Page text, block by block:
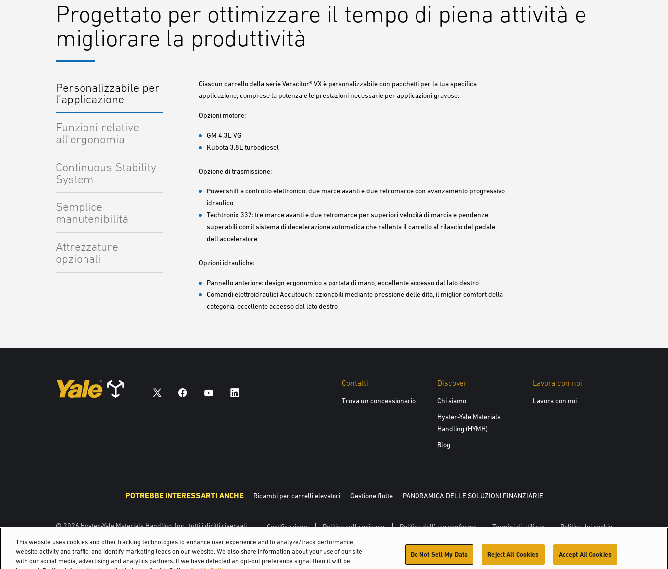
Progettato per ottimizzare il tempo di piena attività e
migliorare la produttività
Personalizzabile per
l’applicazione
Funzioni relative
all'ergonomia
Continuous Stability
System
Semplice
manutenibilità
Attrezzature
opzionali
Ciascun carrello della serie Veracitor® VX è personalizzabile con pacchetti per la tua specifica
applicazione, comprese la potenza e le prestazioni necessarie per applicazioni gravose.
Opzioni motore:
GM 4.3L VG
Kubota 3.8L turbodiesel
Opzione di trasmissione:
Powershift a controllo elettronico: due marce avanti e due retromarce con avanzamento progressivo
idraulico
Techtronix 332: tre marce avanti e due retromarce per superiori velocità di marcia e pendenze
superabili con il sistema di decelerazione automatica che rallenta il carrello al rilascio del pedale
dell'acceleratore
Opzioni idrauliche:
Pannello anteriore: design ergonomico a portata di mano, eccellente accesso dal lato destro
Comandi elettroidraulici Accutouch: azionabili mediante pressione delle dita, il miglior comfort della
categoria, eccellente accesso dal lato destro
Contatti
Trova un concessionario
Discover
Chi siamo
Hyster-Yale Materials
Handling (HYMH)
Blog
Lavora con noi
Lavora con noi
POTREBBE INTERESSARTI ANCHE Ricambi per carrelli elevatori Gestione flotte PANORAMICA DELLE SOLUZIONI FINANZIARIE
© 2026 Hyster-Yale Materials Handling, Inc., tutti i diritti riservati. Certificazione Politica sulla privacy Politica dell'uso conforme Termini di utilizzo Politica dei cookie
This website uses cookies and other tracking technologies to enhance user experience and to analyze/track performance,
website activity and traffic, and identify marketing leads on our website. We also share information about your use of our site
with our social media, advertising and analytics partners. If we have detected an opt-out preference signal then it will be
Do Not Sell My Data Reject All Cookies Accept All Cookies